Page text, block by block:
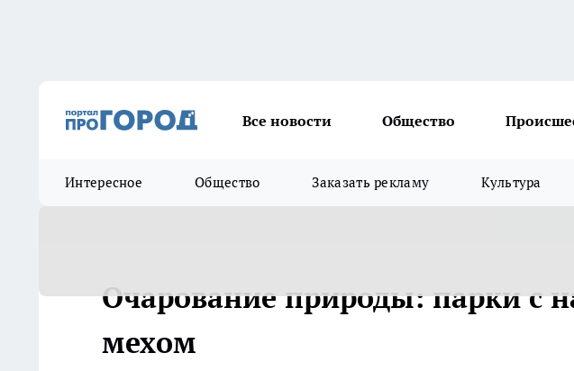
Все новости Общество
Интересное Общество Заказать рекламу Культура
Очарование природы: парки с
мехом